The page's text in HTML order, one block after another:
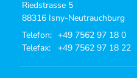
Riedstrasse 5
88316 Isny-Neutrauchburg
Telefon: +49 7562 97 18 0
Telefax:
+49 7562 97 18 22